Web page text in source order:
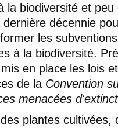
la biodiversité et
décennie
les
à la biodiversité.
en place les lois
de la Convention
menacées
plantes cultivées,